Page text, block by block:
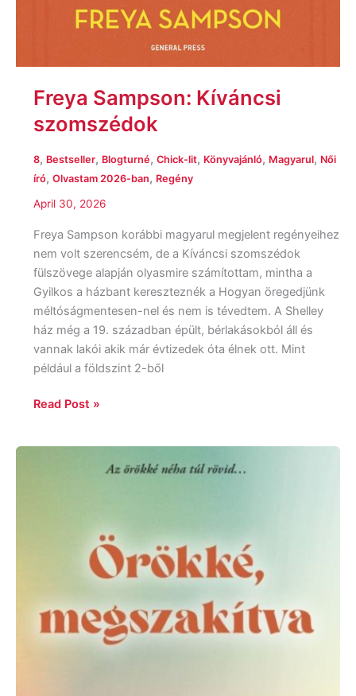
Freya Sampson: Kíváncsi
szomszédok
8, Bestseller, Blogturné, Chick-lit, Könyvajánló, Magyarul, Női
író, Olvastam 2026-ban, Regény
April 30, 2026
Freya Sampson korábbi magyarul megjelent regényeihez
nem volt szerencsém, de a Kíváncsi szomszédok
fülszövege alapján olyasmire számítottam, mintha a
Gyilkos a házbant kereszteznék a Hogyan öregedjünk
méltóságmentesen-nel és nem is tévedtem. A Shelley
ház még a 19. században épült, bérlakásokból áll és
vannak lakói akik már évtizedek óta élnek ott. Mint
például a földszint 2-ből
Read Post »
megszakítva